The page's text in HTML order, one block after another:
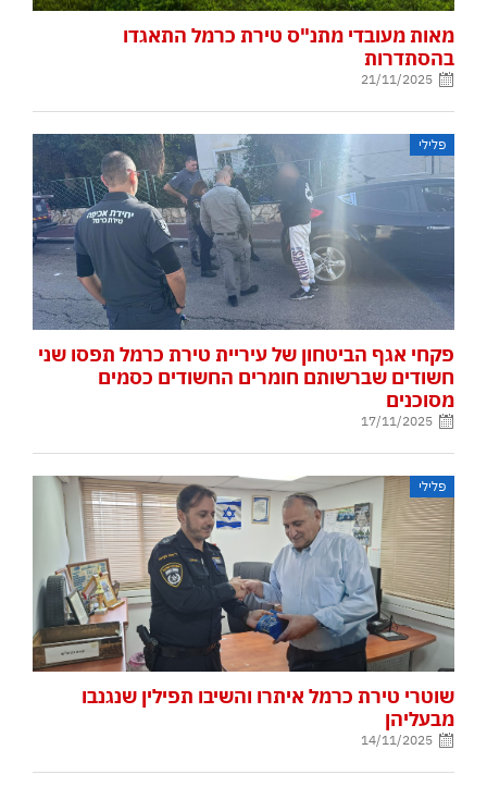
מאות מעובדי מתנ"ס טירת כרמל התאגדו
בהסתדרות
21/11/2025
פלילי
פקחי אגף הביטחון של עיריית טירת כרמל תפסו שני
חשודים שברשותם חומרים החשודים כסמים
מסוכנים
17/11/2025
פלילי
שוטרי טירת כרמל איתרו והשיבו תפילין שנגנבו
מבעליהן
14/11/2025